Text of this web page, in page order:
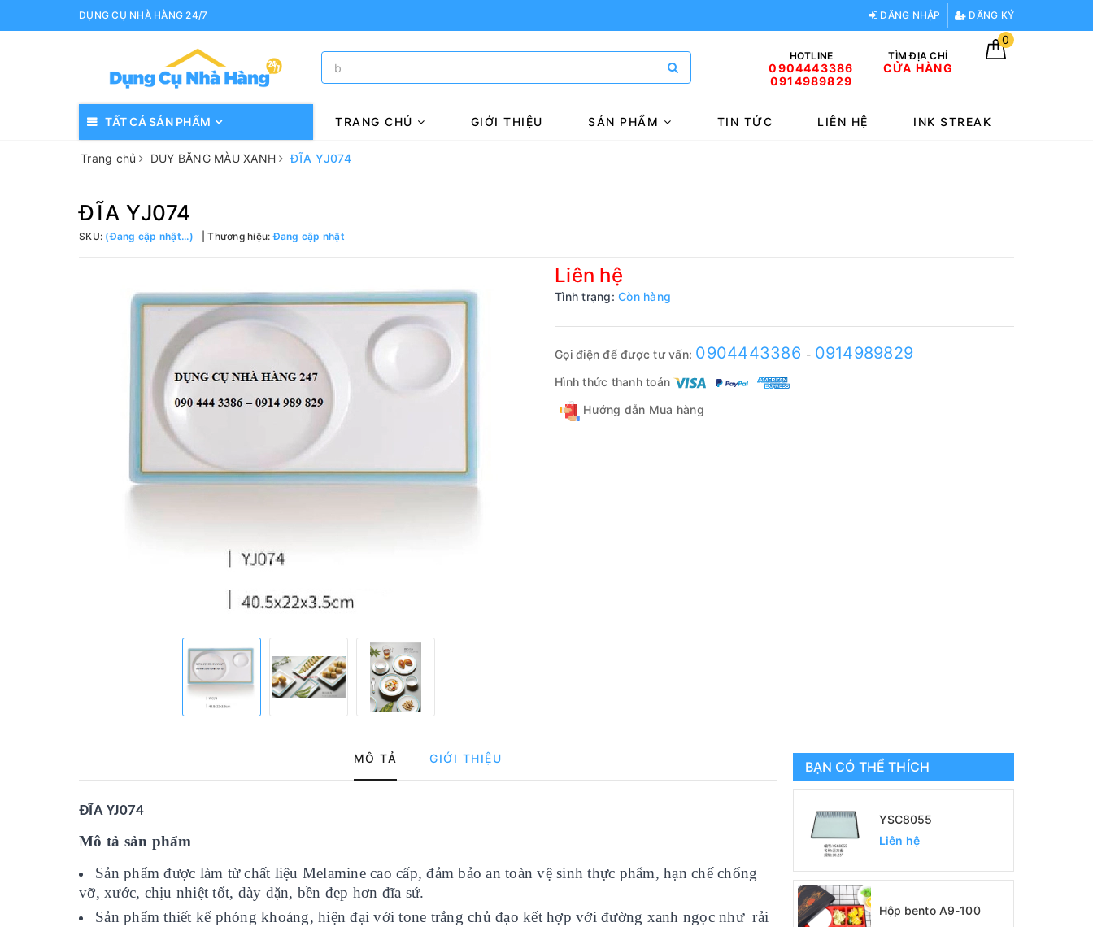
DỤNG CỤ NHÀ HÀNG 24/7 ĐĂNG NHẬP ĐĂNG KÝ
HOTLINE
0904443386
0914989829
TÌM ĐỊA CHỈ
CỬA HÀNG
0
TẤT CẢ SẢN PHẨM TRANG CHỦ GIỚI THIỆU SẢN PHẨM TIN TỨC LIÊN HỆ INK STREAK
Trang chủ DUY BĂNG MÀU XANH ĐĨA YJ074
ĐĨA YJ074
SKU: (Đang cập nhật...) Thương hiệu:Đang cập nhật
Liên hệ
Tình trạng: Còn hàng
Gọi điện để được tư vấn: 0904443386 - 0914989829
Hình thức thanh toán
Hướng dẫn Mua hàng
MÔ TẢ GIỚI THIỆU
ĐĨA YJ074
Mô tả sản phẩm
Sản phẩm được làm từ chất liệu Melamine cao cấp, đảm bảo an toàn vệ sinh thực phẩm, hạn chế chống
vỡ, xước, chịu nhiệt tốt, dày dặn, bền đẹp hơn đĩa sứ.
Sản phẩm thiết kế phóng khoáng, hiện đại với tone trắng chủ đạo kết hợp với đường xanh ngọc như rải
BẠN CÓ THỂ THÍCH
YSC8055
Liên hệ
Hộp bento A9-100